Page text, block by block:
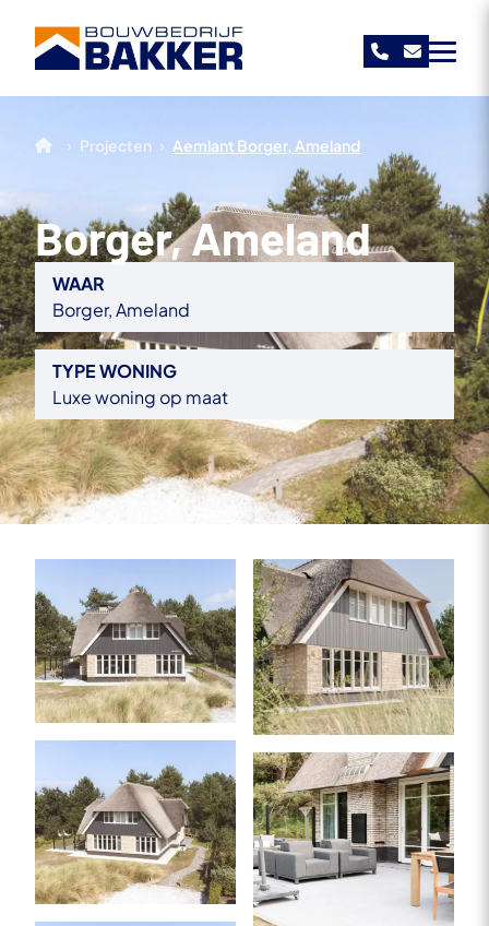
Borger, Ameland
› Projecten › Aemlant Borger, Ameland
WAAR
Borger, Ameland
TYPE WONING
Luxe woning op maat